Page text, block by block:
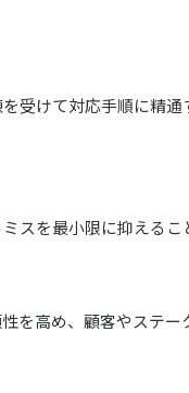
受けて対応手順に精通
スを最小限に抑えるこ
を高め、顧客やステー